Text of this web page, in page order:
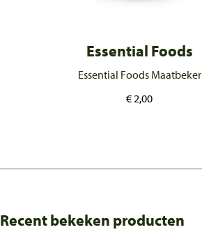
Essential Foods
Essential Foods Maatbeker
€2,00
Recent bekeken producten